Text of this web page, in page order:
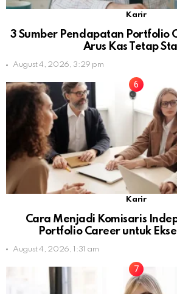
Karir
3 Sumber Pendapatan Portfolio
Arus Kas Tetap
August 4, 2026, 3:29 pm
Karir
Cara Menjadi Komisaris
Portfolio Career untuk
August 4, 2026, 1:31 am